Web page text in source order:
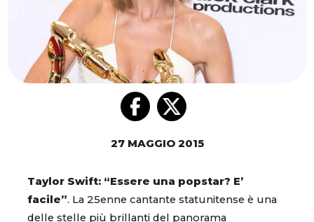
27 MAGGIO 2015
Taylor Swift: “Essere una popstar? E’
facile”. La 25enne cantante statunitense è una
delle stelle più brillanti del panorama